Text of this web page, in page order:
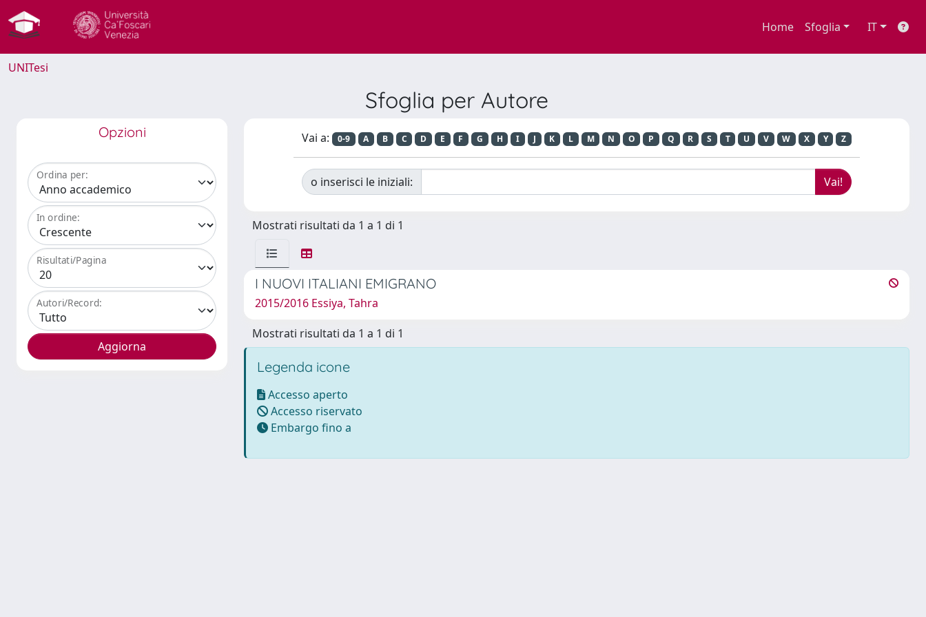
Home Sfoglia IT
UNITesi
Sfoglia per Autore
Opzioni
Ordina per:
In ordine:
Risultati/Pagina
Autori/Record:
Vai a: 0-9 A B C D E F G H I J K L M N O P Q R S T U V W X Y Z
o inserisci le iniziali:
Mostrati risultati da 1 a 1 di 1
I NUOVI ITALIANI EMIGRANO
2015/2016 Essiya, Tahra
Mostrati risultati da 1 a 1 di 1
Legenda icone
Accesso aperto
Accesso riservato
Embargo fino a